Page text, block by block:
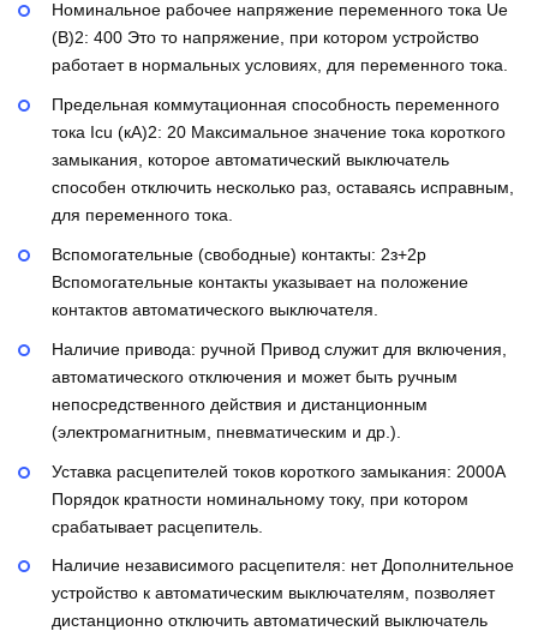
Номинальное рабочее напряжение переменного тока Ue
(В)2: 400 Это то напряжение, при котором устройство
работает в нормальных условиях, для переменного тока.
Предельная коммутационная способность переменного
тока Icu (кА)2: 20 Максимальное значение тока короткого
замыкания, которое автоматический выключатель
способен отключить несколько раз, оставаясь исправным,
для переменного тока.
Вспомогательные (свободные) контакты: 2з+2р
Вспомогательные контакты указывает на положение
контактов автоматического выключателя.
Наличие привода: ручной Привод служит для включения,
автоматического отключения и может быть ручным
непосредственного действия и дистанционным
(электромагнитным, пневматическим и др.).
Уставка расцепителей токов короткого замыкания: 2000А
Порядок кратности номинальному току, при котором
срабатывает расцепитель.
Наличие независимого расцепителя: нетДополнительное
устройство к автоматическим выключателям, позволяет
дистанционно отключить автоматический выключатель